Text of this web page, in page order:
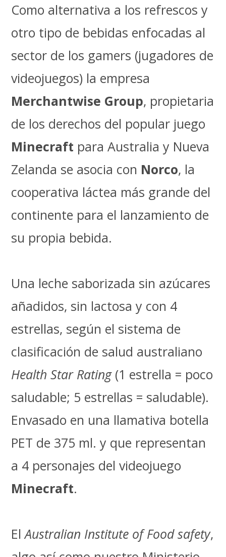
Como alternativa a los refrescos y
otro tipo de bebidas enfocadas al
sector de los gamers (jugadores de
videojuegos) la empresa
Merchantwise Group, propietaria
de los derechos del popular juego
Minecraft para Australia y Nueva
Zelanda se asocia con Norco, la
cooperativa láctea más grande del
continente para el lanzamiento de
su propia bebida.
Una leche saborizada sin azúcares
añadidos, sin lactosa y con 4
estrellas, según el sistema de
clasificación de salud australiano
Health Star Rating(1 estrella = poco
saludable; 5 estrellas = saludable).
Envasado en una llamativa botella
PET de 375 ml. y que representan
a 4 personajes del videojuego
Minecraft.
ElAustralian Institute of Food safety,